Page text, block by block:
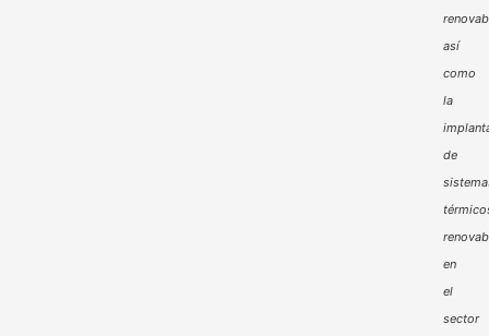
así
como
la
de
en
el
sector